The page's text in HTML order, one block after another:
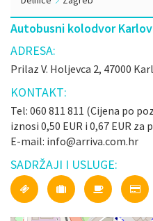
Autobusni kolodvor
ADRESA:
Prilaz V. Holjevca 2, 47000
KONTAKT:
Tel: 060 811 811 (Cijena po
iznosi 0,50 EUR i 0,67 EUR
E-mail: info@arriva.com.hr
SADRŽAJI I USLUGE: